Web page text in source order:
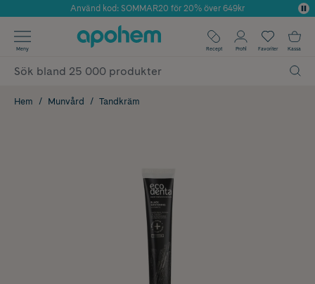
Årets Butik 2025 inom Skönhet
Använd kod: SOMMAR20 för 20% över 649kr
✓ Fri frakt
✓ Poäng på alla köp*
Meny Recept Profil Favoriter Kassa
Hem Munvård Tandkräm